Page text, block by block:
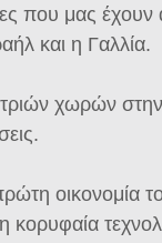
που μας
και η Γαλλία.
χωρών
οικονομία
κορυφαία